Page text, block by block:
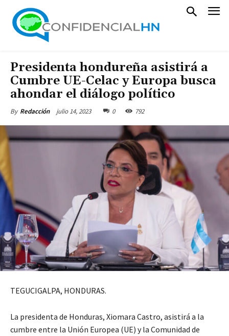
Presidenta hondureña asistirá a
Cumbre UE-Celac y Europa busca
ahondar el diálogo político
By Redacción julio 14, 2023 0 792
TEGUCIGALPA, HONDURAS.
La presidenta de Honduras, Xiomara Castro, asistirá a la
cumbre entre la Unión Europea (UE) y la Comunidad de